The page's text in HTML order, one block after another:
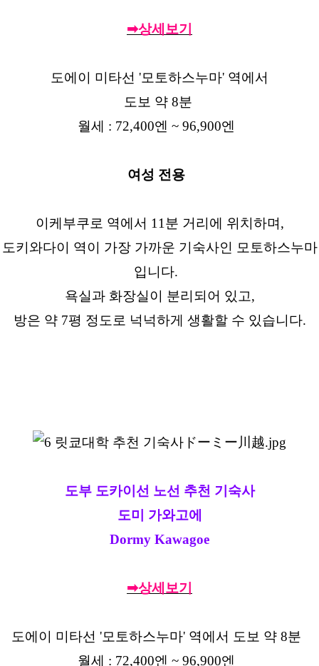
➡상세보기
도에이 미타선 '모토하스누마' 역에서
도보 약 8분
월세 : 72,400엔 ~ 96,900엔
여성 전용
이케부쿠로 역에서 11분 거리에 위치하며,
도키와다이 역이 가장 가까운 기숙사인 모토하스누마
입니다.
욕실과 화장실이 분리되어 있고,
방은 약 7평 정도로 넉넉하게 생활할 수 있습니다.
도부 도카이선 노선 추천 기숙사
도미 가와고에
Dormy Kawagoe
➡상세보기
도에이 미타선 '모토하스누마' 역에서 도보 약 8분
월세 : 72,400엔 ~ 96,900엔